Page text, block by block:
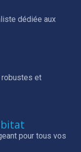
dédiée aux
robustes et
pour tous vos